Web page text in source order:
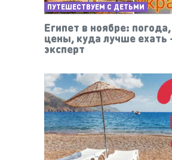
ПУТЕШЕСТВУЕМ С ДЕТЬМИ
Египет в ноябре: погода,
цены, куда лучше ехать
эксперт